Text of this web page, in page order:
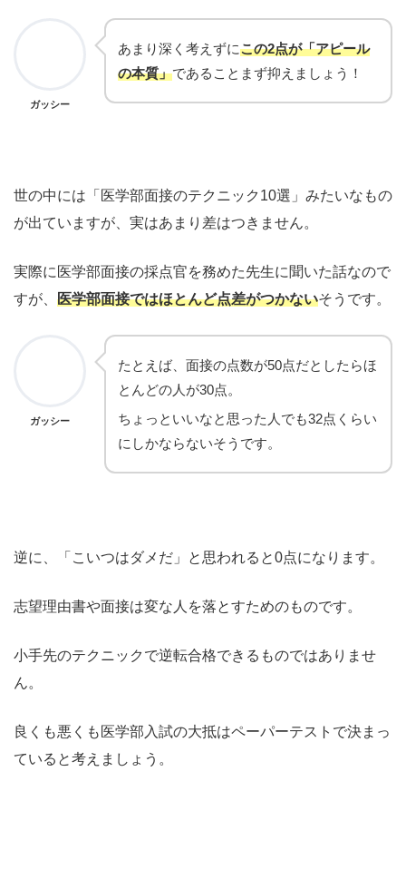
ガッシー
あまり深く考えずにこの2点が「アピール
の本質」であることまず抑えましょう！
世の中には「医学部面接のテクニック10選」みたいなもの
が出ていますが、実はあまり差はつきません。
実際に医学部面接の採点官を務めた先生に聞いた話なので
すが、 医学部面接ではほとんど点差がつかないそうです。
ガッシー
たとえば、面接の点数が50点だとしたらほ
とんどの人が30点。
ちょっといいなと思った人でも32点くらい
にしかならないそうです。
逆に、「こいつはダメだ」と思われると0点になります。
志望理由書や面接は変な人を落とすためのものです。
小手先のテクニックで逆転合格できるものではありませ
ん。
良くも悪くも医学部入試の大抵はペーパーテストで決まっ
ていると考えましょう。